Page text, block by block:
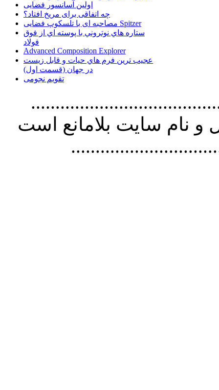
اولین آسانسور فضایی
چه اتفاقی برای مریخ افتاد؟
مصاحبه ای با تلسکوپ فضایی Spitzer
ستاره هاي نوتروني با پوسته اي از فوق
فولاد
Advanced Composition Explorer
عجیب ترین فرم هاي حيات و قابل زيست
در جهان (قسمت اول)
تقویم نجومی
استفاده از
نام سايت بلامانع است